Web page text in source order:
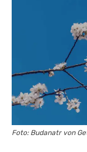
Foto: Budanatr von